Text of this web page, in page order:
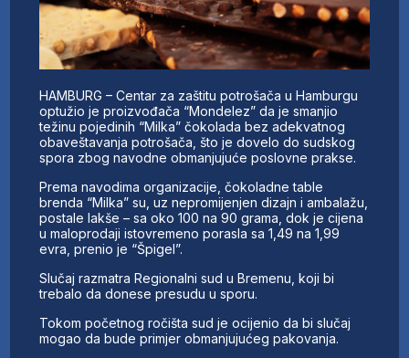
HAMBURG – Centar za zaštitu potrošača u Hamburgu
optužio je proizvođača “Mondelez” da je smanjio
težinu pojedinih “Milka” čokolada bez adekvatnog
obaveštavanja potrošača, što je dovelo do sudskog
spora zbog navodne obmanjujuće poslovne prakse.
Prema navodima organizacije, čokoladne table
brenda “Milka” su, uz nepromijenjen dizajn i ambalažu,
postale lakše – sa oko 100 na 90 grama, dok je cijena
u maloprodaji istovremeno porasla sa 1,49 na 1,99
evra, prenio je “Špigel”.
Slučaj razmatra Regionalni sud u Bremenu, koji bi
trebalo da donese presudu u sporu.
Tokom početnog ročišta sud je ocijenio da bi slučaj
mogao da bude primjer obmanjujućeg pakovanja.